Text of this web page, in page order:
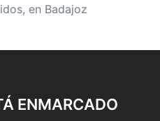
en Badajoz
ENMARCADO